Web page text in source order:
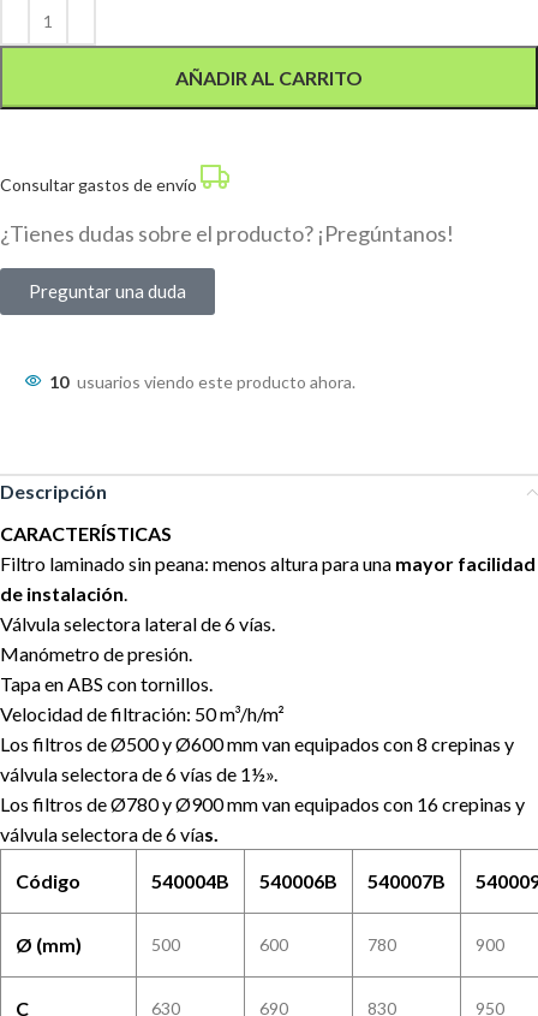
AÑADIR AL CARRITO
Consultar gastos de envío
¿Tienes dudas sobre el producto? ¡Pregúntanos!
Preguntar una duda
10 usuarios viendo este producto ahora.
Descripción
CARACTERÍSTICAS
Filtro laminado sin peana: menos altura para una mayor facilidad
de instalación.
Válvula selectora lateral de 6 vías.
Manómetro de presión.
Tapa en ABS con tornillos.
Velocidad de filtración: 50 m³/h/m²
Los filtros de Ø500 y Ø600 mm van equipados con 8 crepinas y
válvula selectora de 6 vías de 1½».
Los filtros de Ø780 y Ø900 mm van equipados con 16 crepinas y
válvula selectora de 6 vías.
Código 540004B 540006B 540007B
Ø (mm) 500 600 780 900
C 630 690 830 950